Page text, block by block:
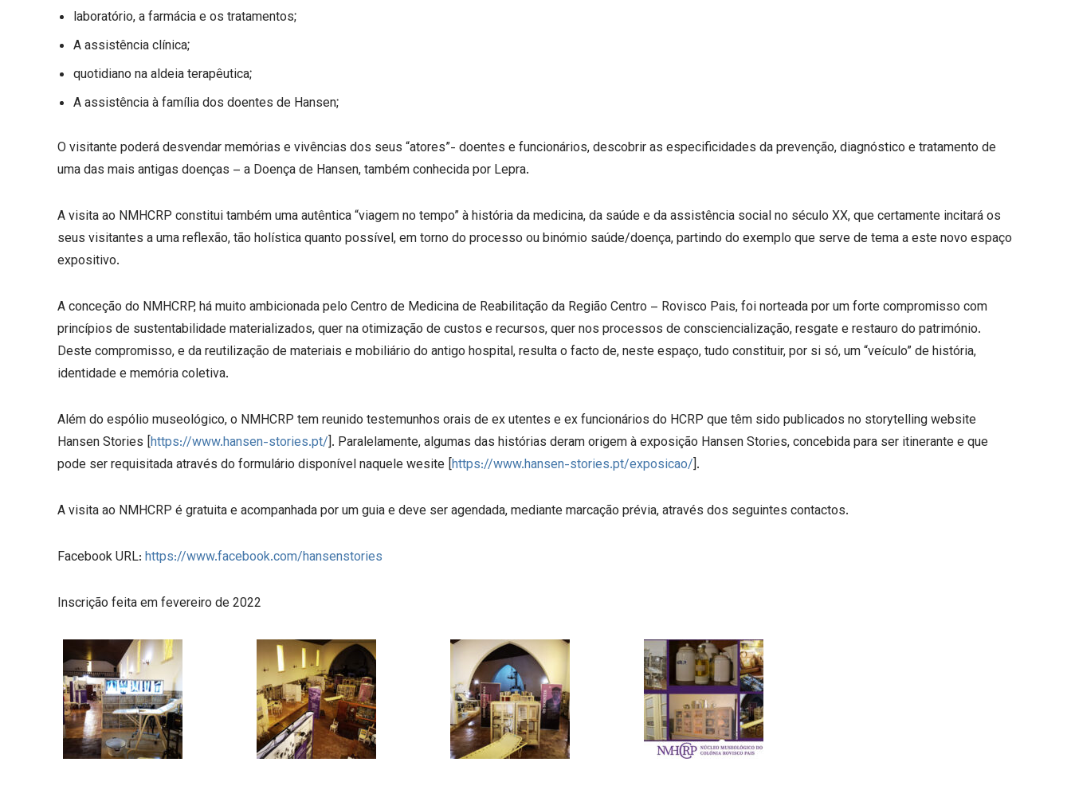
laboratório, a farmácia e os tratamentos;
A assistência clínica;
quotidiano na aldeia terapêutica;
A assistência à família dos doentes de Hansen;
O visitante poderá desvendar memórias e vivências dos seus “atores”- doentes e funcionários, descobrir as especificidades da prevenção, diagnóstico e tratamento de
uma das mais antigas doenças – a Doença de Hansen, também conhecida por Lepra.
A visita ao NMHCRP constitui também uma autêntica “viagem no tempo” à história da medicina, da saúde e da assistência social no século XX, que certamente incitará os
seus visitantes a uma reflexão, tão holística quanto possível, em torno do processo ou binómio saúde/doença, partindo do exemplo que serve de tema a este novo espaço
expositivo.
A conceção do NMHCRP, há muito ambicionada pelo Centro de Medicina de Reabilitação da Região Centro – Rovisco Pais, foi norteada por um forte compromisso com
princípios de sustentabilidade materializados, quer na otimização de custos e recursos, quer nos processos de consciencialização, resgate e restauro do património.
Deste compromisso, e da reutilização de materiais e mobiliário do antigo hospital, resulta o facto de, neste espaço, tudo constituir, por si só, um “veículo” de história,
identidade e memória coletiva.
Além do espólio museológico, o NMHCRP tem reunido testemunhos orais de ex utentes e ex funcionários do HCRP que têm sido publicados no storytelling website
Hansen Stories [https://www.hansen-stories.pt/]. Paralelamente, algumas das histórias deram origem à exposição Hansen Stories, concebida para ser itinerante e que
pode ser requisitada através do formulário disponível naquele wesite [https://www.hansen-stories.pt/exposicao/].
A visita ao NMHCRP é gratuita e acompanhada por um guia e deve ser agendada, mediante marcação prévia, através dos seguintes contactos.
Facebook URL: https://www.facebook.com/hansenstories
Inscrição feita em fevereiro de 2022